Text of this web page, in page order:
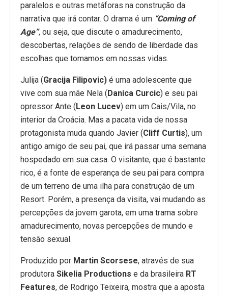
paralelos e outras metáforas na construção da
narrativa que irá contar. O drama é um “Coming of
Age”, ou seja, que discute o amadurecimento,
descobertas, relações de sendo de liberdade das
escolhas que tomamos em nossas vidas.
Julija (Gracija Filipovic) é uma adolescente que
vive com sua mãe Nela ( Danica Curcic) e seu pai
opressor Ante ( Leon Lucev) em um Cais/Vila, no
interior da Croácia. Mas a pacata vida de nossa
protagonista muda quando Javier (Cliff Curtis), um
antigo amigo de seu pai, que irá passar uma semana
hospedado em sua casa. O visitante, que é bastante
rico, é a fonte de esperança de seu pai para compra
de um terreno de uma ilha para construção de um
Resort. Porém, a presença da visita, vai mudando as
percepções da jovem garota, em uma trama sobre
amadurecimento, novas percepções de mundo e
tensão sexual.
Produzido por Martin Scorsese, através de sua
produtora Sikelia Productions e da brasileira RT
Features, de Rodrigo Teixeira, mostra que a aposta